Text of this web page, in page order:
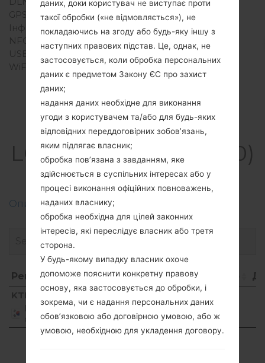
GPS
-
Інфрачервоний порт
Ні
NFC
USB
USB 2.0
WiFi
Wi-Fi802.11b/g
Прошивки
LGKH3900(LGKH3900)
akaLG Joypop
Описання регіонів прошивок телефонів LG
Регіон Назва файлу ОС
Регіон
Назва файлу ОС
KTF
Republic
of Korea
KW390012_00.kdz
Unknown
38.23
MiB
даних, доки користувач не виступає проти
такої обробки («не відмовляється»), не
покладаючись на згоду або будь-яку іншу з
наступних правових підстав. Це, однак, не
застосовується, коли обробка персональних
даних є предметом Закону ЄС про захист
даних;
надання даних необхідне для виконання
угоди з користувачем та/або для будь-яких
відповідних переддоговірних зобов’язань,
яким підлягає власник;
обробка пов’язана з завданням, яке
здійснюється в суспільних інтересах або у
процесі виконання офіційних повноважень,
наданих власнику;
обробка необхідна для цілей законних
інтересів, які переслідує власник або третя
сторона.
У будь-якому випадку власник охоче
допоможе пояснити конкретну правову
основу, яка застосовується до обробки, і
зокрема, чи є надання персональних даних
обов’язковою або договірною умовою, або ж
умовою, необхідною для укладення договору.